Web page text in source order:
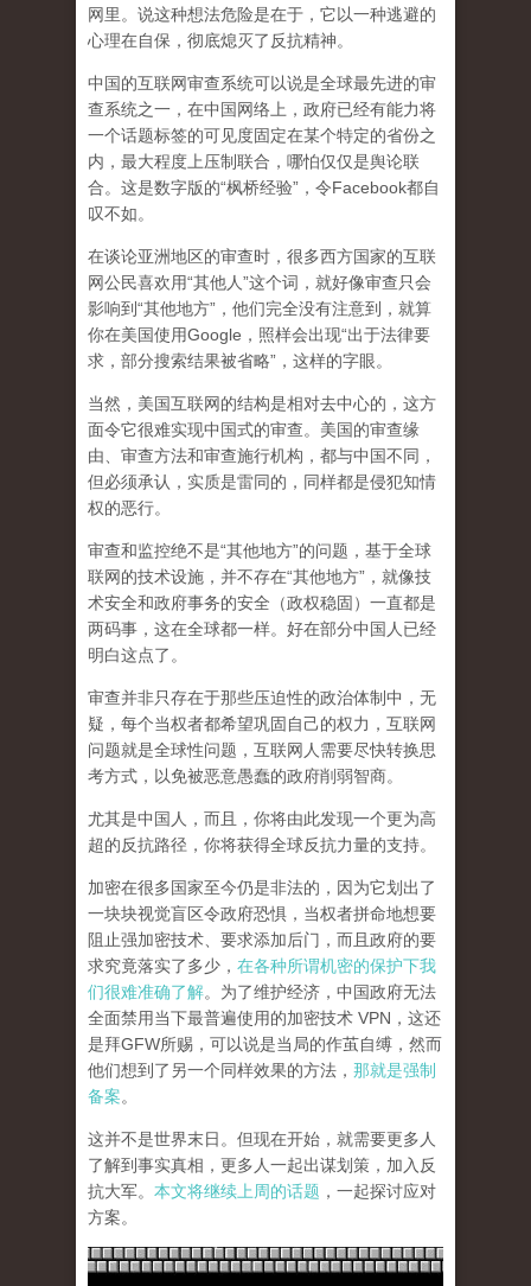
网里。说这种想法危险是在于，它以一种逃避的
心理在自保，彻底熄灭了反抗精神。
中国的互联网审查系统可以说是全球最先进的审
查系统之一，在中国网络上，政府已经有能力将
一个话题标签的可见度固定在某个特定的省份之
内，最大程度上压制联合 ，哪怕仅仅是舆论联
合。这是数字版的“枫桥经验”，令Facebook都自
叹不如。
在谈论亚洲地区的审查时，很多西方国家的互联
网公民喜欢用“其他人”这个词，就好像审查只会
影响到“其他地方”，他们完全没有注意到， 就算
你在美国使用Google，照样会出现“出于法律要
求，部分搜索结果被省略”，这样的字眼。
当然，美国互联网的结构是相对去中心的，这方
面令它很难实现中国式的审查。美国的审查缘
由、审查方法和审查施行机构，都与中国不同，
但必须承认， 实质是雷同的，同样都是侵犯知情
权的恶行。
审查和监控绝不是“其他地方”的问题，基于全球
联网的技术设施，并不存在“其他地方”，就像技
术安全和政府事务的安全（政权稳固）一直都是
两码事，这在全球都一样。好在部分中国人已经
明白这点了。
审查并非只存在于那些压迫性的政治体制中，无
疑，每个当权者都希望巩固自己的权力，互联网
问题就是全球性问题，互联网人需要尽快转换思
考方式，以免被恶意愚蠢的政府削弱智商。
尤其是中国人，而且，你将由此发现一个更为高
超的反抗路径，你将获得全球反抗力量的支持。
加密在很多国家至今仍是非法的，因为它划出了
一块块视觉盲区令政府恐惧，当权者拼命地想要
阻止强加密技术、要求添加后门，而且政府的要
求究竟落实了多少， 在各种所谓机密的保护下我
们很难准确了解。为了维护经济，中国政府无法
全面禁用当下最普遍使用的加密技术 VPN，这还
是拜GFW所赐，可以说是当局的作茧自缚，然而
他们想到了另一个同样效果的方法， 那就是强制
备案。
这并不是世界末日。但现在开始，就需要更多人
了解到事实真相，更多人一起出谋划策，加入反
抗大军。 本文将继续上周的话题 ，一起探讨应对
方案。